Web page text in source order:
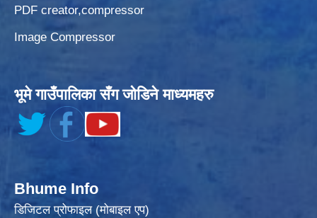
PDF creator,compressor
Image Compressor
भूमे गाउँपालिका सँग जोडिने माध्यमहरु
Bhume Info
डिजिटल प्रोफाइल (मोबाइल एप)